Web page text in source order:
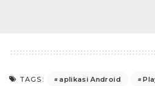
TAGS: aplikasi Android